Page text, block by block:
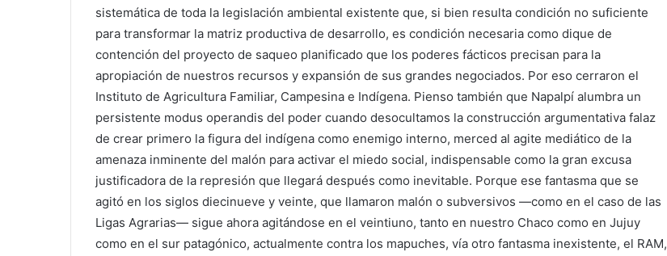
sistemática de toda la legislación ambiental existente que, si bien resulta condición no suficiente
para transformar la matriz productiva de desarrollo, es condición necesaria como dique de
contención del proyecto de saqueo planificado que los poderes fácticos precisan para la
apropiación de nuestros recursos y expansión de sus grandes negociados. Por eso cerraron el
Instituto de Agricultura Familiar, Campesina e Indígena. Pienso también que Napalpí alumbra un
persistente modus operandis del poder cuando desocultamos la construcción argumentativa falaz
de crear primero la figura del indígena como enemigo interno, merced al agite mediático de la
amenaza inminente del malón para activar el miedo social, indispensable como la gran excusa
justificadora de la represión que llegará después como inevitable. Porque ese fantasma que se
agitó en los siglos diecinueve y veinte, que llamaron malón o subversivos —como en el caso de las
Ligas Agrarias— sigue ahora agitándose en el veintiuno, tanto en nuestro Chaco como en Jujuy
como en el sur patagónico, actualmente contra los mapuches, vía otro fantasma inexistente, el RAM,